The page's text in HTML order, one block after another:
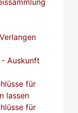
Auskunft
für
lassen
für